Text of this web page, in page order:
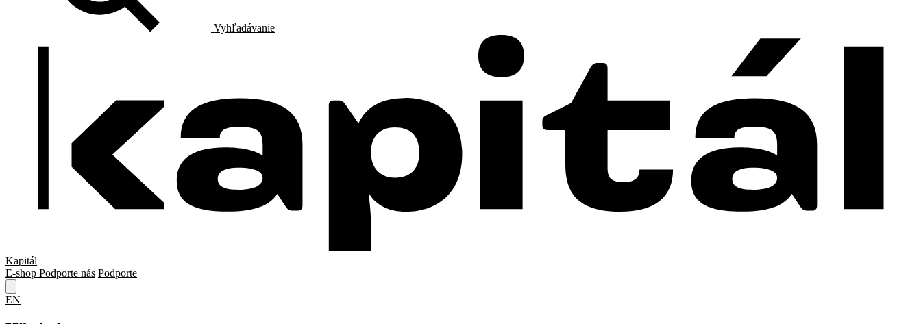
Vyhľadávanie
Kapitál
E-shop Podporte nás Podporte
EN